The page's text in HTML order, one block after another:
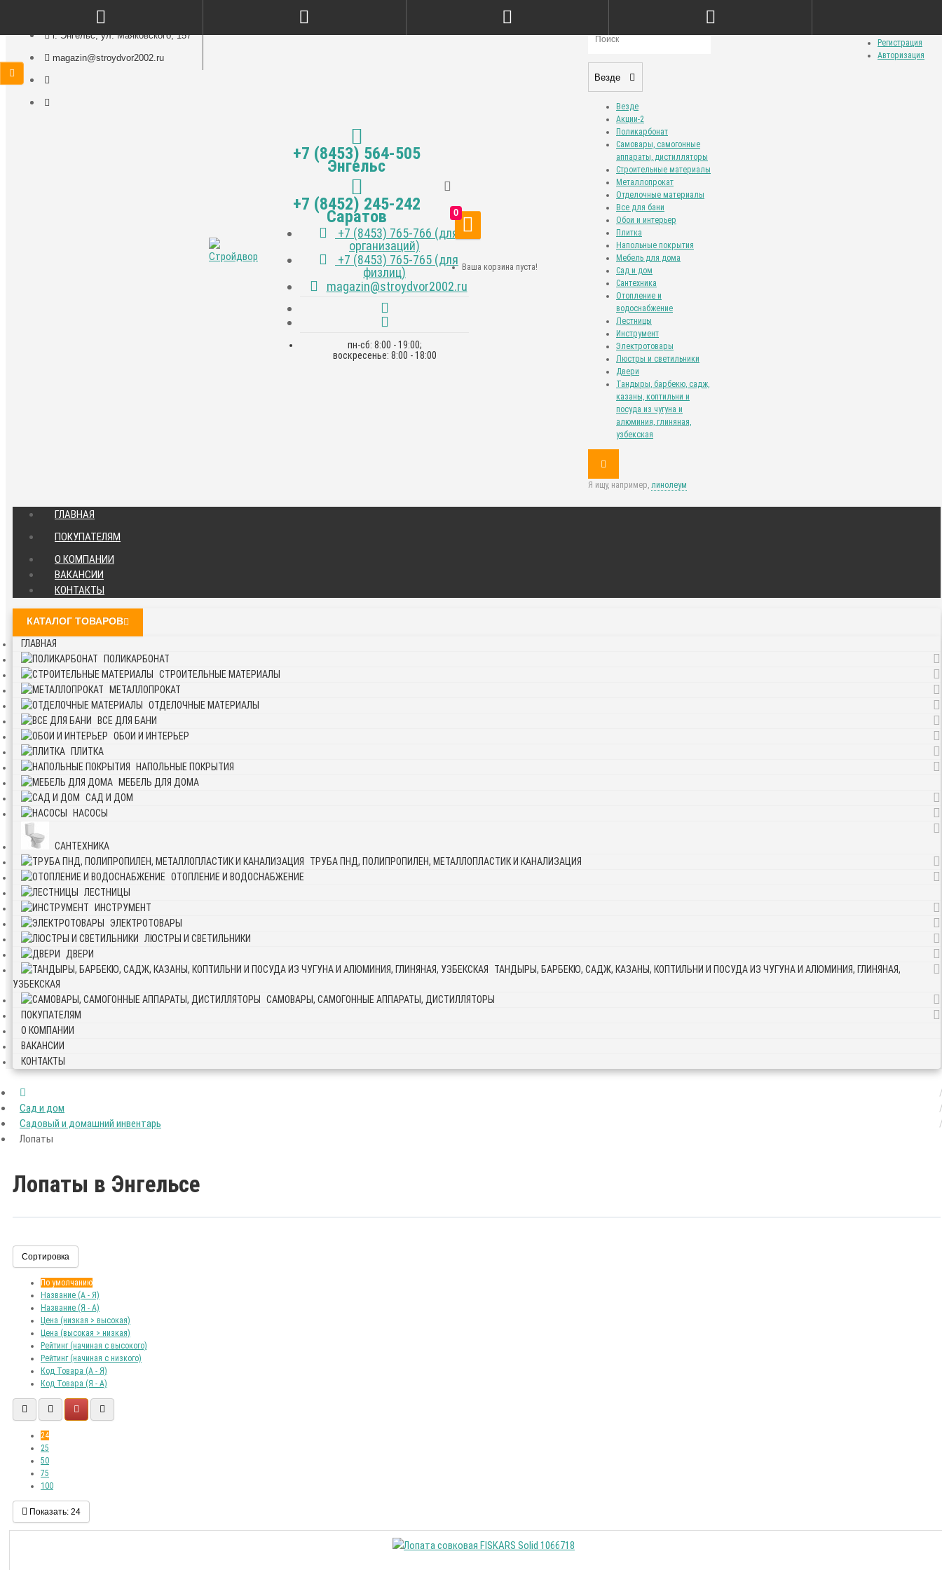
г. Энгельс, ул. Маяковского, 157
magazin@stroydvor2002.ru
Регистрация
Авторизация
Сравнение товаров (0)
+7 (8453) 564-505
Энгельс
+7 (8452) 245-242
Саратов
+7 (8453) 765-766 (для
организаций)
+7 (8453) 765-765 (для
физлиц)
magazin@stroydvor2002.ru
пн-сб: 8:00 - 19:00;
воскресенье: 8:00 - 18:00
0
Ваша корзина пуста!
Везде
Везде
Акции-2
Поликарбонат
Самовары, самогонные
аппараты, дистилляторы
Строительные материалы
Металлопрокат
Отделочные материалы
Все для бани
Обои и интерьер
Плитка
Напольные покрытия
Мебель для дома
Сад и дом
Сантехника
Отопление и
водоснабжение
Лестницы
Инструмент
Электротовары
Люстры и светильники
Двери
Тандыры, барбекю, садж,
казаны, коптильни и
посуда из чугуна и
алюминия, глиняная,
узбекская
Я ищу, например, линолеум
ГЛАВНАЯ
ПОКУПАТЕЛЯМ
О КОМПАНИИ
ВАКАНСИИ
КОНТАКТЫ
КАТАЛОГ ТОВАРОВ
ГЛАВНАЯ
ПОЛИКАРБОНАТ
СТРОИТЕЛЬНЫЕ МАТЕРИАЛЫ
МЕТАЛЛОПРОКАТ
ОТДЕЛОЧНЫЕ МАТЕРИАЛЫ
ВСЕ ДЛЯ БАНИ
ОБОИ И ИНТЕРЬЕР
ПЛИТКА
НАПОЛЬНЫЕ ПОКРЫТИЯ
МЕБЕЛЬ ДЛЯ ДОМА
САД И ДОМ
НАСОСЫ
САНТЕХНИКА
ТРУБА ПНД, ПОЛИПРОПИЛЕН, МЕТАЛЛОПЛАСТИК И КАНАЛИЗАЦИЯ
ОТОПЛЕНИЕ И ВОДОСНАБЖЕНИЕ
ЛЕСТНИЦЫ
ИНСТРУМЕНТ
ЭЛЕКТРОТОВАРЫ
ЛЮСТРЫ И СВЕТИЛЬНИКИ
ДВЕРИ
ТАНДЫРЫ, БАРБЕКЮ, САДЖ, КАЗАНЫ, КОПТИЛЬНИ И ПОСУДА ИЗ ЧУГУНА И АЛЮМИНИЯ, ГЛИНЯНАЯ,
УЗБЕКСКАЯ
САМОВАРЫ, САМОГОННЫЕ АППАРАТЫ, ДИСТИЛЛЯТОРЫ
ПОКУПАТЕЛЯМ
О КОМПАНИИ
ВАКАНСИИ
КОНТАКТЫ
Сад и дом
Садовый и домашний инвентарь
Лопаты
Лопаты в Энгельсе
Сортировка
По умолчанию
Название (А - Я)
Название (Я - А)
Цена (низкая > высокая)
Цена (высокая > низкая)
Рейтинг (начиная с высокого)
Рейтинг (начиная с низкого)
Код Товара (А - Я)
Код Товара (Я - А)
24
25
50
75
100
Показать: 24